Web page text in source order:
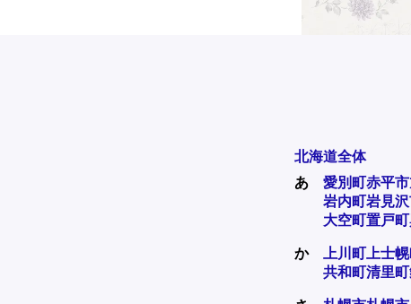
北海道全体
あ
愛別町赤平市
岩内町岩見
大空町置戸町
か 上川町上士
共和町清里町